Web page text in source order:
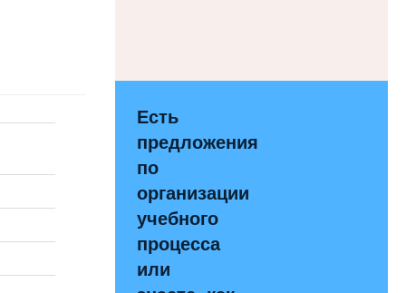
Есть
предложения
по
организации
учебного
процесса
или